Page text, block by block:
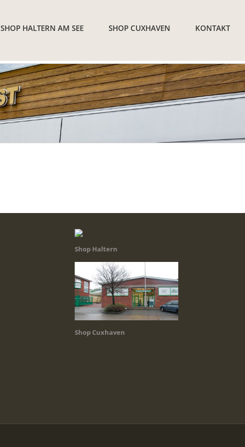
SHOP HALTERN AM SEE SHOP CUXHAVEN KONTAKT
Shop Haltern
Shop Cuxhaven